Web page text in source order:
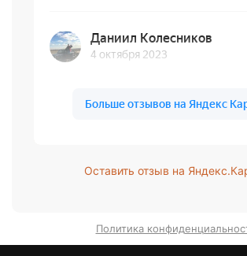
Оставить отзыв на
Политика